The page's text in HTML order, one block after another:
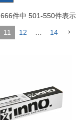
666件中 501-550件表示
11 12 14